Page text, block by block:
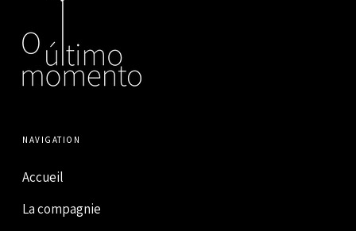
NAVIGATION
Accueil
La compagnie